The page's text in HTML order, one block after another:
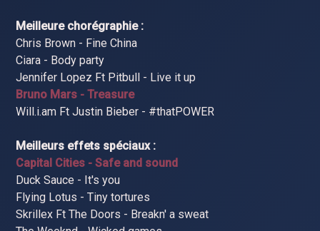
Meilleure chorégraphie :
Chris Brown - Fine China
Ciara - Body party
Jennifer Lopez Ft Pitbull - Live it up
Bruno Mars - Treasure
Will.i.am Ft Justin Bieber - #thatPOWER
Meilleurs effets spéciaux :
Capital Cities - Safe and sound
Duck Sauce - It's you
Flying Lotus - Tiny tortures
Skrillex Ft The Doors - Breakn' a sweat